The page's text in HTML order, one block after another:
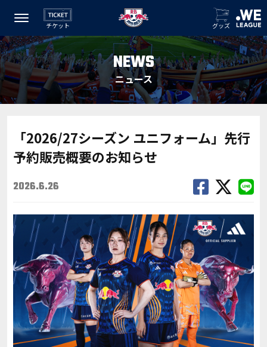
チケット グッズ
NEWS
ニュース
「2026/27シーズン ユニフォーム」先行
予約販売概要のお知らせ
2026.6.26